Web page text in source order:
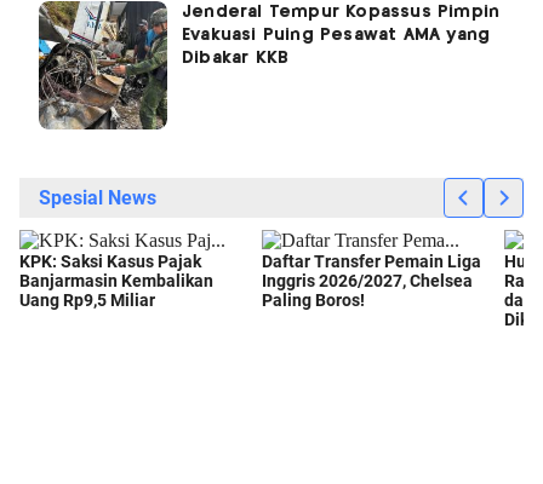
Jenderal Tempur Kopassus Pimpin
Evakuasi Puing Pesawat AMA yang
Dibakar KKB